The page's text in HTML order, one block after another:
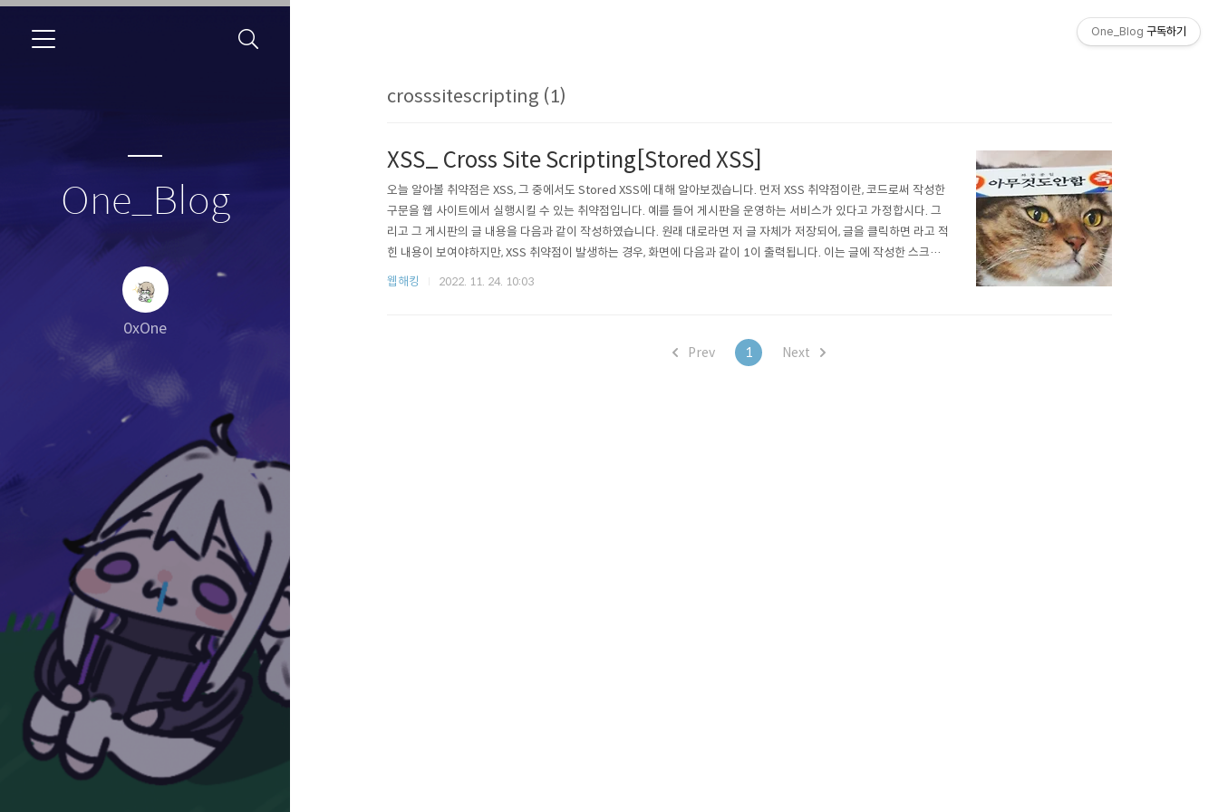
One_Blog
0xOne
crosssitescripting (1)
XSS_ Cross Site Scripting[Stored XSS]
오늘 알아볼 취약점은 XSS, 그 중에서도 Stored XSS에 대해 알아보겠습니다. 먼저 XSS 취약점이란, 코드로써 작성한
구문을 웹 사이트에서 실행시킬 수 있는 취약점입니다. 예를 들어 게시판을 운영하는 서비스가 있다고 가정합시다. 그
리고 그 게시판의 글 내용을 다음과 같이 작성하였습니다. 원래 대로라면 저 글 자체가 저장되어, 글을 클릭하면 라고 적
힌 내용이 보여야하지만, XSS 취약점이 발생하는 경우, 화면에 다음과 같이 1이 출력됩니다. 이는 글에 작성한 스크립
트 구문이 코드로써 작동한 결과입니다. 이처럼 작성한 스크립트 구문 또는 HTML 태그가 코드로써 작동하는 취약점이
웹해킹 2022. 11. 24. 10:03
Prev 1 Next
One_Blog 구독하기